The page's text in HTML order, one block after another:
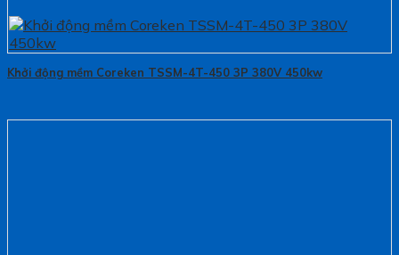
Khởi động mềm Coreken TSSM-4T-450 3P 380V 450kw